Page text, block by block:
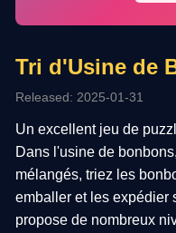
Tri d'Usine de
Released: 2025-01-31
Un excellent jeu de
Dans l'usine de
mélangés, triez les
emballer et les expédier
propose de nombreux